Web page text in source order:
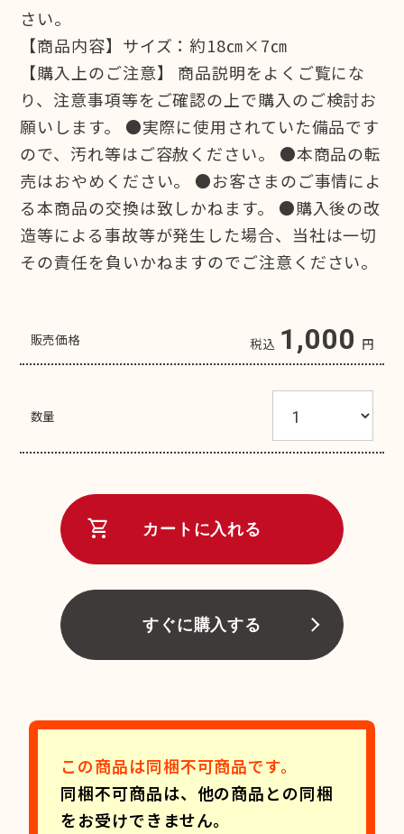
さい。
【商品内容】サイズ：約18㎝×7㎝
【購入上のご注意】 商品説明をよくご覧にな
り、注意事項等をご確認の上で購入のご検討お
願いします。 ●実際に使用されていた備品です
ので、汚れ等はご容赦ください。 ●本商品の転
売はおやめください。 ●お客さまのご事情によ
る本商品の交換は致しかねます。 ●購入後の改
造等による事故等が発生した場合、当社は一切
その責任を負いかねますのでご注意ください。
販売価格 税込 1,000 円
数量
shopping_cart カートに入れる
すぐに購入する
この商品は同梱不可商品です。
同梱不可商品は、他の商品との同梱
をお受けできません。